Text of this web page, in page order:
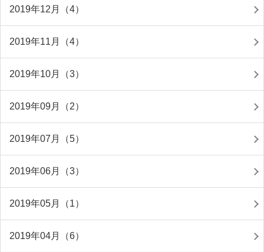
2019年12月（4）
2019年11月（4）
2019年10月（3）
2019年09月（2）
2019年07月（5）
2019年06月（3）
2019年05月（1）
2019年04月（6）